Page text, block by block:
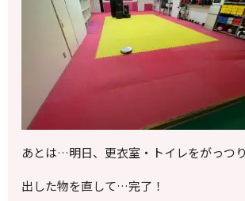
あとは…明日、更衣室・トイレをがっつり
出した物を直して…完了！